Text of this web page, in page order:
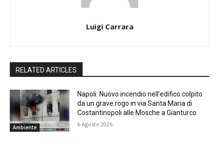
Luigi Carrara
RELATED ARTICLES
Ambiente
Napoli: Nuovo incendio nell’edifico colpito
da un grave rogo in via Santa Maria di
Costantinopoli alle Mosche a Gianturco
6 Agosto 2026